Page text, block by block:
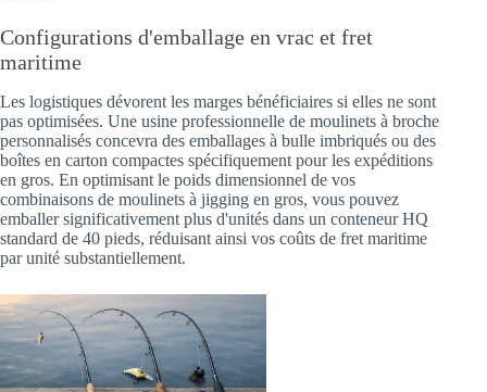
Configurations d'emballage en vrac et fret
maritime
Les logistiques dévorent les marges bénéficiaires si elles ne sont
pas optimisées. Une usine professionnelle de moulinets à broche
personnalisés concevra des emballages à bulle imbriqués ou des
boîtes en carton compactes spécifiquement pour les expéditions
en gros. En optimisant le poids dimensionnel de vos
combinaisons de moulinets à jigging en gros, vous pouvez
emballer significativement plus d'unités dans un conteneur HQ
standard de 40 pieds, réduisant ainsi vos coûts de fret maritime
par unité substantiellement.